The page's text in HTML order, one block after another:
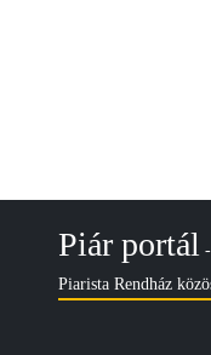
Piár portál
Piarista Rendház